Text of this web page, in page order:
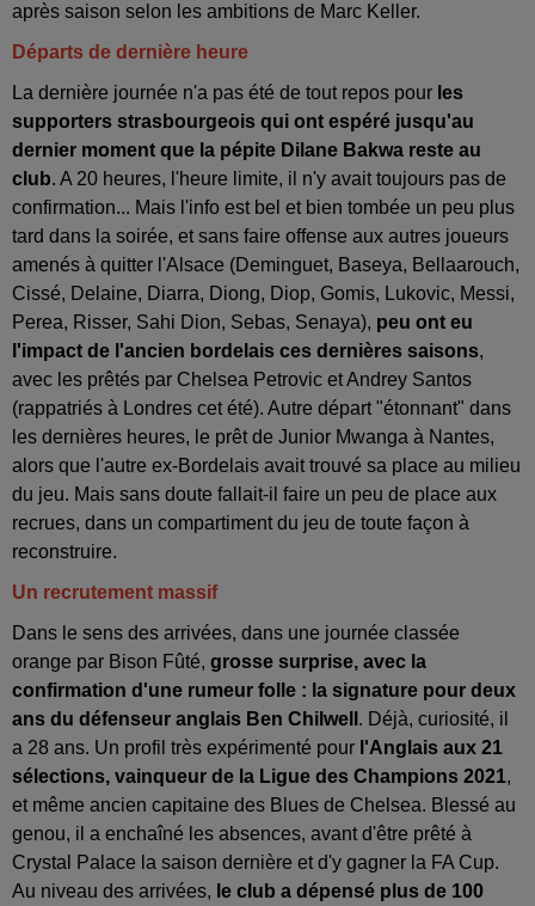
après saison selon les ambitions de Marc Keller.
Départs de dernière heure
La dernière journée n'a pas été de tout repos pour les
supporters strasbourgeois qui ont espéré jusqu'au
dernier moment que la pépite Dilane Bakwa reste au
club. A 20 heures, l'heure limite, il n'y avait toujours pas de
confirmation... Mais l'info est bel et bien tombée un peu plus
tard dans la soirée, et sans faire offense aux autres joueurs
amenés à quitter l'Alsace (Deminguet, Baseya, Bellaarouch,
Cissé, Delaine, Diarra, Diong, Diop, Gomis, Lukovic, Messi,
Perea, Risser, Sahi Dion, Sebas, Senaya), peu ont eu
l'impact de l'ancien bordelais ces dernières saisons,
avec les prêtés par Chelsea Petrovic et Andrey Santos
(rappatriés à Londres cet été). Autre départ "étonnant" dans
les dernières heures, le prêt de Junior Mwanga à Nantes,
alors que l'autre ex-Bordelais avait trouvé sa place au milieu
du jeu. Mais sans doute fallait-il faire un peu de place aux
recrues, dans un compartiment du jeu de toute façon à
reconstruire.
Un recrutement massif
Dans le sens des arrivées, dans une journée classée
orange par Bison Fûté, grosse surprise, avec la
confirmation d'une rumeur folle : la signature pour deux
ans du défenseur anglais Ben Chilwell . Déjà, curiosité, il
a 28 ans. Un profil très expérimenté pour l'Anglais aux 21
sélections, vainqueur de la Ligue des Champions 2021,
et même ancien capitaine des Blues de Chelsea. Blessé au
genou, il a enchaîné les absences, avant d'être prêté à
Crystal Palace la saison dernière et d'y gagner la FA Cup.
Au niveau des arrivées, le club a dépensé plus de 100